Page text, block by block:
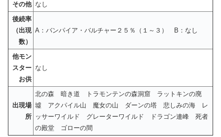
その他 なし
後続率
（出現
数）
A：バンパイア・バルチャー２５％（１～３） B：なし
他モン
スター
お供
なし
出現場
所
北の森 暗き道 トラモンテンの森洞窟 ラットキンの廃
墟 アクパイル山 魔女の山 ダーンの塔 悲しみの海 レ
ッサーワイルド グレーターワイルド ドラゴン連峰 死者
の殿堂 ゴローの間